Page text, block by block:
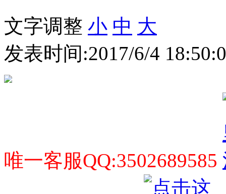
文字调整 小 中 大
发表时间:2017/6/4
唯一客服QQ:3502689585